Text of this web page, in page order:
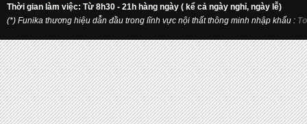
Thời gian làm việc: Từ 8h30 - 21h hàng ngày ( kể cả ngày nghỉ, ngày lễ)
(*) Funika thương hiệu dẫn đầu trong lĩnh vực nội thất thông minh nhập khẩu :